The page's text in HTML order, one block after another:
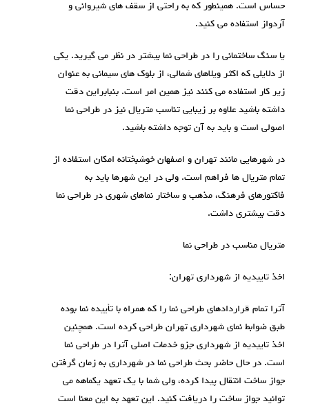
حساس است. همینطور که به راحتی از سقف های شیروانی و
آردواز استفاده می کنید.
یا سنگ ساختمانی را در طراحی نما بیشتر در نظر می گیرید. یکی
از دلایلی که اکثر ویلاهای شمالی، از بلوک های سیمانی به عنوان
زیر کار استفاده می کنند نیز همین امر است. بنبابراین دقت
داشته باشید علاوه بر زیبایی تناسب متریال نیز در طراحی نما
اصولی است و باید به آن توجه داشته باشید.
در شهرهایی مانند تهران و اصفهان خوشبختانه امکان استفاده از
تمام متریال ها فراهم است. ولی در این شهرها باید به
فاکتورهای فرهنگ، مذهب و ساختار نماهای شهری در طراحی نما
دقت بیشتری داشت.
متریال مناسب در طراحی نما
اخذ تاییدیه از شهرداری تهران:
آترا تمام قراردادهای طراحی نما را که همراه با تأییده نما بوده
طبق ضوابط نمای شهرداری تهران طراحی کرده است. همچنین
اخذ تاییدیه از شهرداری جزو خدمات اصلی آترا در طراحی نما
است. در حال حاضر بحث طراحی نما در شهرداری به زمان گرفتن
جواز ساخت انتقال پیدا کرده، ولی شما با یک تعهد یکماهه می
توانید جواز ساخت را دریافت کنید. این تعهد به این معنا است